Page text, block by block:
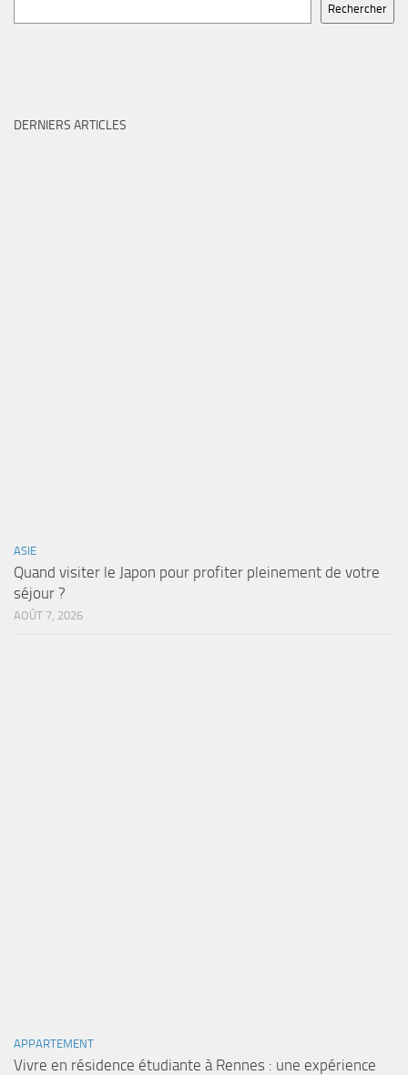
Rechercher
DERNIERS ARTICLES
ASIE
Quand visiter le Japon pour profiter pleinement de votre
séjour ?
AOÛT 7, 2026
APPARTEMENT
Vivre en résidence étudiante à Rennes : une expérience